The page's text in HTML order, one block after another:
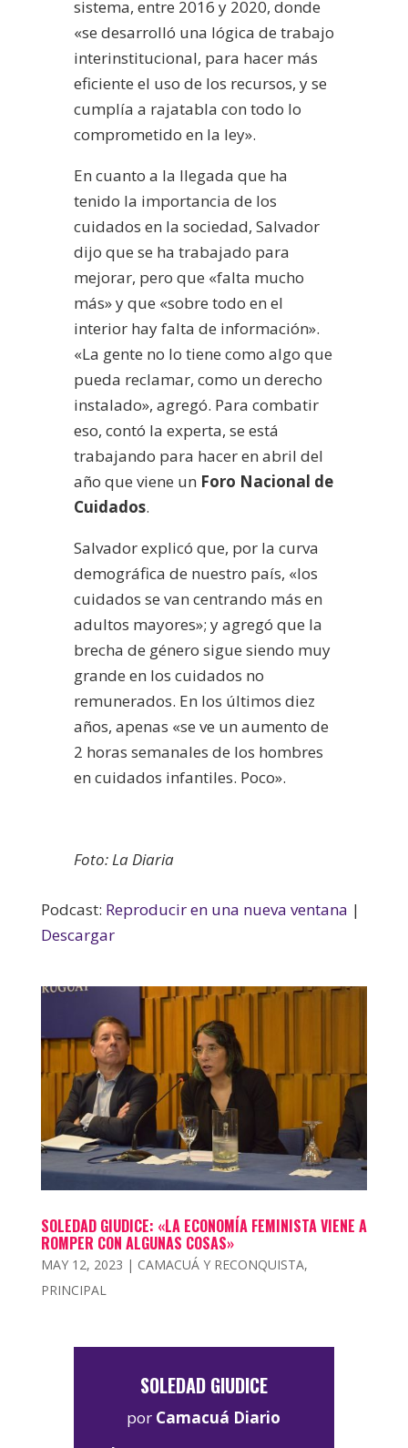
sistema, entre 2016 y 2020, donde
«se desarrolló una lógica de trabajo
interinstitucional, para hacer más
eficiente el uso de los recursos, y se
cumplía a rajatabla con todo lo
comprometido en la ley».
En cuanto a la llegada que ha
tenido la importancia de los
cuidados en la sociedad, Salvador
dijo que se ha trabajado para
mejorar, pero que «falta mucho
más» y que «sobre todo en el
interior hay falta de información».
«La gente no lo tiene como algo que
pueda reclamar, como un derecho
instalado», agregó. Para combatir
eso, contó la experta, se está
trabajando para hacer en abril del
año que viene un Foro Nacional de
Cuidados.
Salvador explicó que, por la curva
demográfica de nuestro país, «los
cuidados se van centrando más en
adultos mayores»; y agregó que la
brecha de género sigue siendo muy
grande en los cuidados no
remunerados. En los últimos diez
años, apenas «se ve un aumento de
2 horas semanales de los hombres
en cuidados infantiles. Poco».
Foto: La Diaria
Podcast: Reproducir en una nueva ventana |
Descargar
SOLEDAD GIUDICE: «LA ECONOMÍA FEMINISTA VIENE A
ROMPER CON ALGUNAS COSAS»
MAY 12, 2023 | CAMACUÁ Y RECONQUISTA,
PRINCIPAL
SOLEDAD GIUDICE
por Camacuá Diario